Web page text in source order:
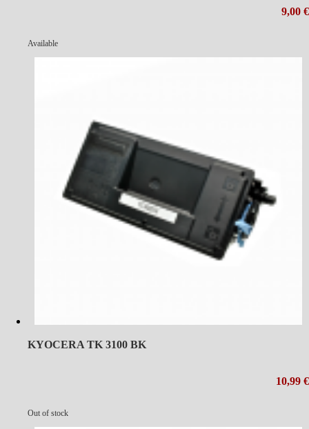
9,00 €
Available
KYOCERA TK 3100 BK
10,99 €
Out of stock